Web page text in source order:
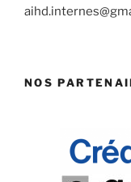
NOS